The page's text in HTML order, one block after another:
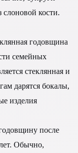
слоновой кости.
годовщина
семейных
стеклянная и
дарятся бокалы,
изделия
после
Обычно,